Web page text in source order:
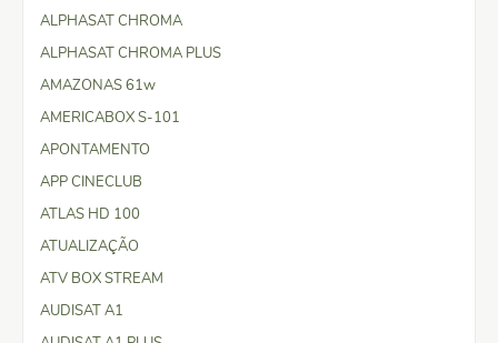
ALPHASAT CHROMA
ALPHASAT CHROMA PLUS
AMAZONAS 61w
AMERICABOX S-101
APONTAMENTO
APP CINECLUB
ATLAS HD 100
ATUALIZAÇÃO
ATV BOX STREAM
AUDISAT A1